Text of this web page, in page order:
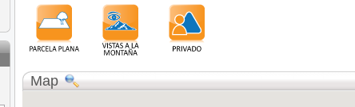
Map